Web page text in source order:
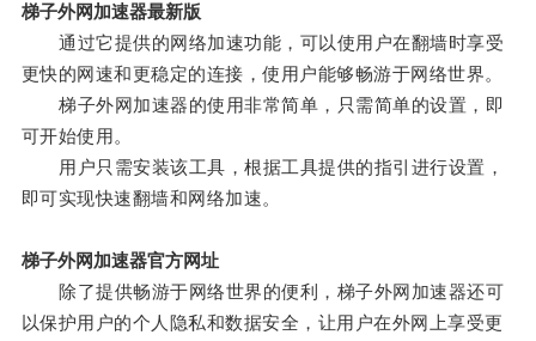
梯子外网加速器最新版
通过它提供的网络加速功能，可以使用户在翻墙时享受
更快的网速和更稳定的连接，使用户能够畅游于网络世界。
梯子外网加速器的使用非常简单，只需简单的设置，即
可开始使用。
用户只需安装该工具，根据工具提供的指引进行设置，
即可实现快速翻墙和网络加速。
梯子外网加速器官方网址
除了提供畅游于网络世界的便利，梯子外网加速器还可
以保护用户的个人隐私和数据安全，让用户在外网上享受更